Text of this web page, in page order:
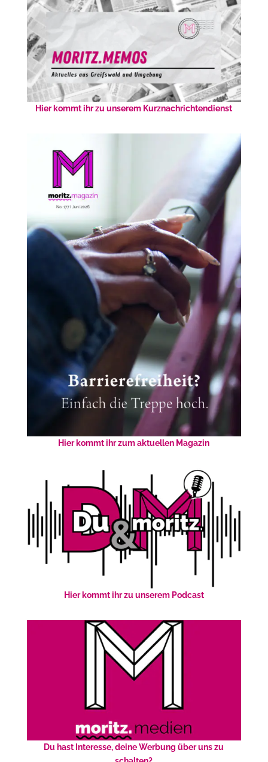
Hier kommt ihr zu unserem Kurznachrichtendienst
Hier kommt ihr zum aktuellen Magazin
Hier kommt ihr zu unserem Podcast
Du hast Interesse, deine Werbung über uns zu